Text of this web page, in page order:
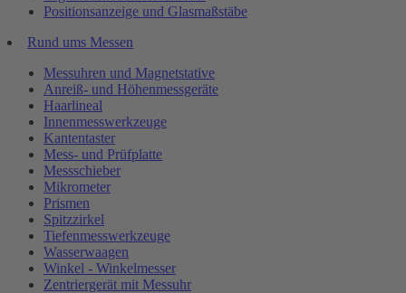
Positionsanzeige und Glasmaßstäbe
Rund ums Messen
Messuhren und Magnetstative
Anreiß- und Höhenmessgeräte
Haarlineal
Innenmesswerkzeuge
Kantentaster
Mess- und Prüfplatte
Messschieber
Mikrometer
Prismen
Spitzzirkel
Tiefenmesswerkzeuge
Wasserwaagen
Winkel - Winkelmesser
Zentriergerät mit Messuhr